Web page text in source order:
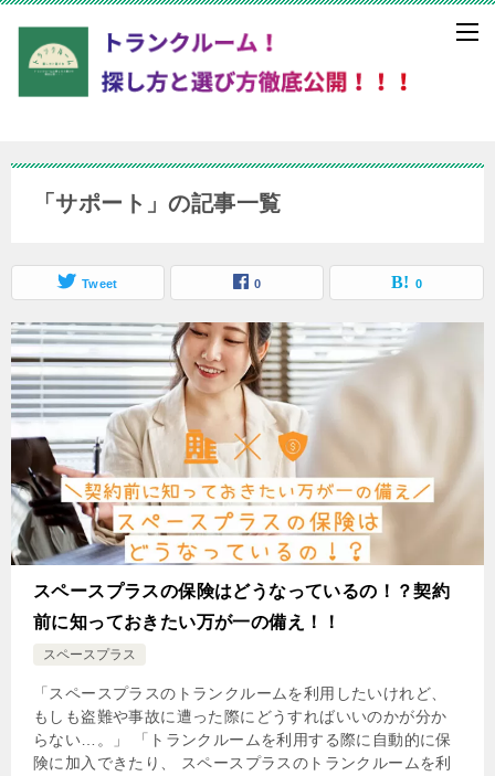
「サポート」の記事一覧
Tweet 0 0
スペースプラスの保険はどうなっているの！？契約
前に知っておきたい万が一の備え！！
スペースプラス
「スペースプラスのトランクルームを利用したいけれど、
もしも盗難や事故に遭った際にどうすればいいのかが分か
らない…。」 「トランクルームを利用する際に自動的に保
険に加入できたり、 スペースプラスのトランクルームを利